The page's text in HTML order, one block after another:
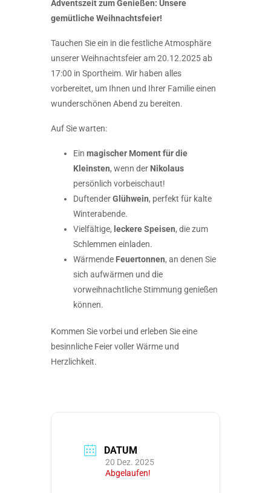
Adventszeit zum Genießen: Unsere
gemütliche Weihnachtsfeier!
Tauchen Sie ein in die festliche Atmosphäre
unserer Weihnachtsfeier am 20.12.2025 ab
17:00 in Sportheim. Wir haben alles
vorbereitet, um Ihnen und Ihrer Familie einen
wunderschönen Abend zu bereiten.
Auf Sie warten:
Ein magischer Moment für die
Kleinsten, wenn der Nikolaus
persönlich vorbeischaut!
DuftenderGlühwein, perfekt für kalte
Winterabende.
Vielfältige, leckere Speisen, die zum
Schlemmen einladen.
Wärmende Feuertonnen, an denen Sie
sich aufwärmen und die
vorweihnachtliche Stimmung genießen
können.
Kommen Sie vorbei und erleben Sie eine
besinnliche Feier voller Wärme und
Herzlichkeit.
DATUM
20 Dez. 2025
Abgelaufen!